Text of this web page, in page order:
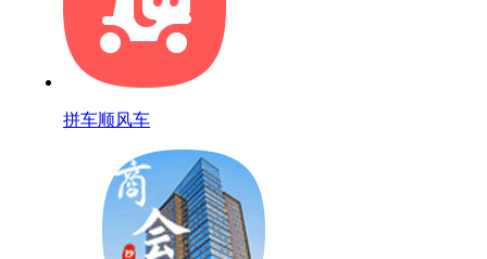
拼车顺风车